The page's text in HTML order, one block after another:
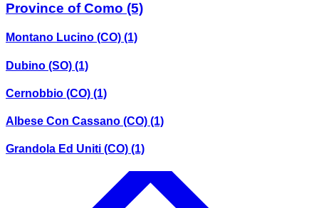
Province of Como (5)
Montano Lucino (CO) (1)
Dubino (SO) (1)
Cernobbio (CO) (1)
Albese Con Cassano (CO) (1)
Grandola Ed Uniti (CO) (1)